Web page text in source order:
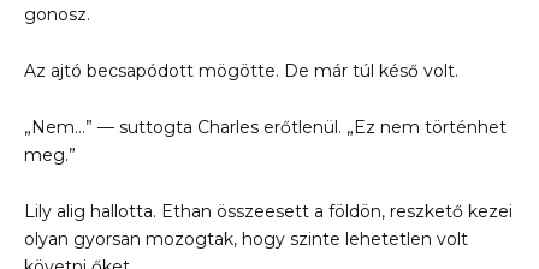
gonosz.
Az ajtó becsapódott mögötte. De már túl késő volt.
„Nem…” — suttogta Charles erőtlenül. „Ez nem történhet
meg.”
Lily alig hallotta. Ethan összeesett a földön, reszkető kezei
olyan gyorsan mozogtak, hogy szinte lehetetlen volt